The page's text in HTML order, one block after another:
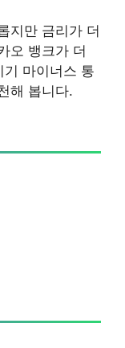
지만 금리가 더
오 뱅크가 더
마이너스 통
해 봅니다.